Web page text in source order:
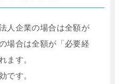
人企業の場合は全額が
場合は全額が「必要経
ます。
です。